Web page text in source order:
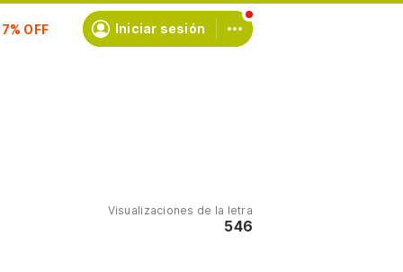
Iniciar sesión
Visualizaciones de la letra
546